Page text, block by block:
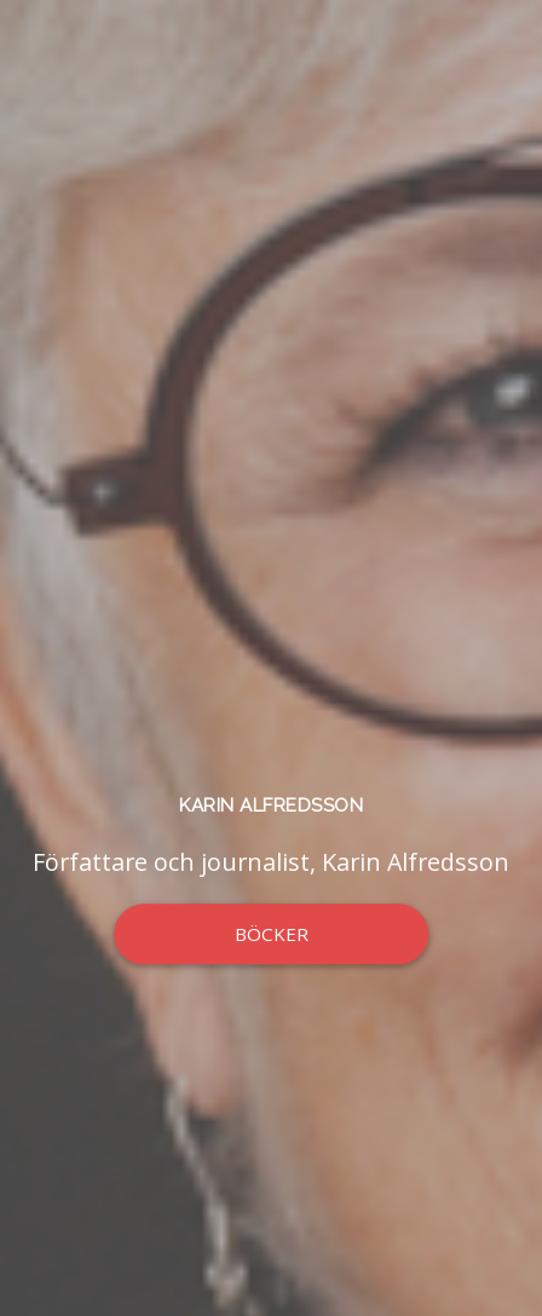
KARIN ALFREDSSON
Författare och journalist, Karin Alfredsson
BÖCKER